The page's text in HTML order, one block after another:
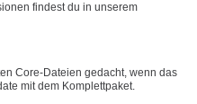
findest du in unserem
Core-Dateien gedacht, wenn das
mit dem Komplettpaket.